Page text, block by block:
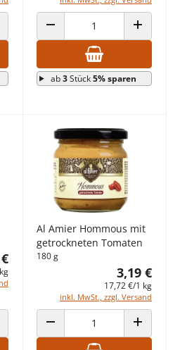
ERHÖHENANZAHL VERRINGERN ANZAHL
ab3Stück5% sparen
ERHÖHEN
Al Amier Hommous mit
getrockneten Tomaten
180 g
3,19 €
17,72 €/1 kg
inkl. MwSt., zzgl. Versand
ANZAHL VERRINGERN ANZAHL